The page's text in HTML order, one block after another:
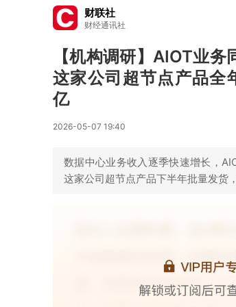
财联社
财经通讯社
【机构调研】AIOT业
这家公司超节点产品全
亿
2026-05-07 19:40
数据中心业务收入逐季快速增长，
这家公司超节点产品下半年批量发货